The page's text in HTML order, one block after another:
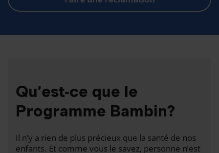
Qu’est-ce que le
Programme Bambin?
Il n’y a rien de plus précieux que la santé de nos
enfants. Et comme vous le savez, personne n’est